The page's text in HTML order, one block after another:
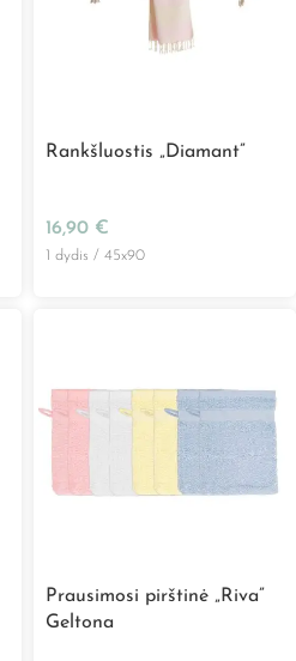
Rankšluostis „Diamant”
16,90 €
1 dydis / 45x90
Prausimosi pirštinė „Riva”
Geltona